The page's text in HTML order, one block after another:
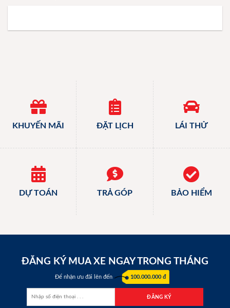
KHUYẾN MÃI ĐẶT LỊCH LÁI THỬ
DỰ TOÁN TRẢ GÓP BẢO HIỂM
ĐĂNG KÝ MUA XE NGAY TRONG THÁNG
Để nhận ưu đãi lên đến 100.000.000 đ